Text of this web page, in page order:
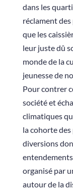
dans les
réclament
que les
leur juste dû
monde de la
jeunesse de
Pour contrer
société et
climatiques
la cohorte
diversions
organisé par
autour de la